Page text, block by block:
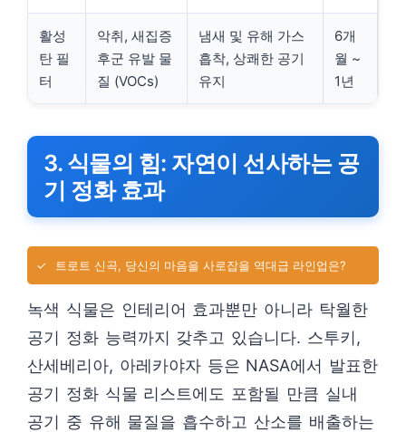
활성
탄 필
터
악취, 새집증
후군 유발 물
질 (VOCs)
냄새 및 유해 가스
흡착, 상쾌한 공기
유지
6개
월 ~
1년
3. 식물의 힘: 자연이 선사하는 공
기 정화 효과
✓ 트로트 신곡, 당신의 마음을 사로잡을 역대급 라인업은?
녹색 식물은 인테리어 효과뿐만 아니라 탁월한
공기 정화 능력까지 갖추고 있습니다. 스투키,
산세베리아, 아레카야자 등은 NASA에서 발표한
공기 정화 식물 리스트에도 포함될 만큼 실내
공기 중 유해 물질을 흡수하고 산소를 배출하는